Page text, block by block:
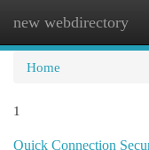
new webdirectory
Home
1
Quick Connection